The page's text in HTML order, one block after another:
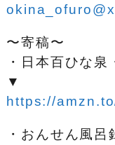
〜寄稿〜
・日本百ひな
▼
https://
・おんせん風呂